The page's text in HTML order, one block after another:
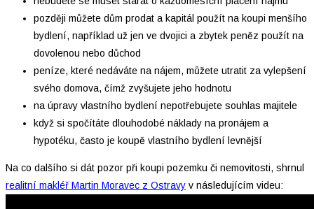
později můžete dům prodat a kapitál použít na koupi menšího
bydlení, například už jen ve dvojici a zbytek peněz použít na
dovolenou nebo důchod
peníze, které nedáváte na nájem, můžete utratit za vylepšení
svého domova, čímž zvyšujete jeho hodnotu
na úpravy vlastního bydlení nepotřebujete souhlas majitele
když si spočítáte dlouhodobé náklady na pronájem a
hypotéku, často je koupě vlastního bydlení levnější
Na co dalšího si dát pozor při koupi pozemku či nemovitosti, shrnul
realitní makléř Martin Moravec z Ostravy v následujícím videu: